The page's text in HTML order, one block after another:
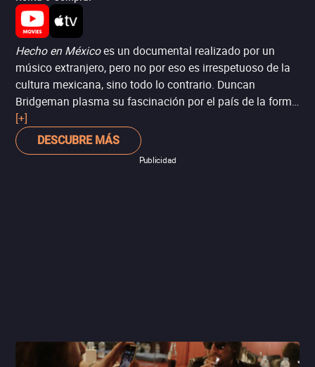
Hecho en Méxicoes un documental realizado por un
músico extranjero, pero no por eso es irrespetuoso de la
cultura mexicana, sino todo lo contrario. Duncan
Bridgeman plasma su fascinación por el país de la forma
más noble: dejar que los mexicanos que aparecen a
cuadro, hablen sobre lo que define sus vidas y su país en
el día a día. Un retrato reflexivo sobre la herencia musical
[+]
DESCUBRE MÁS
Publicidad